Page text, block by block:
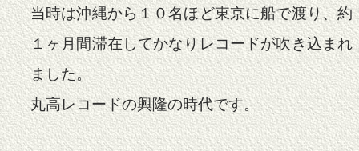
当時は沖縄から１０名ほど東京に船で渡り、約
１ヶ月間滞在してかなりレコードが吹き込まれ
ました。
丸高レコードの興隆の時代です。